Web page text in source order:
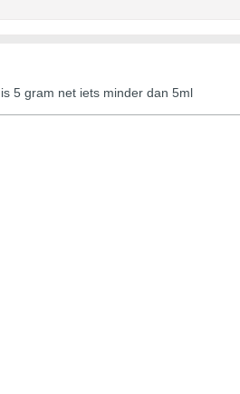
5 gram net iets minder dan 5ml